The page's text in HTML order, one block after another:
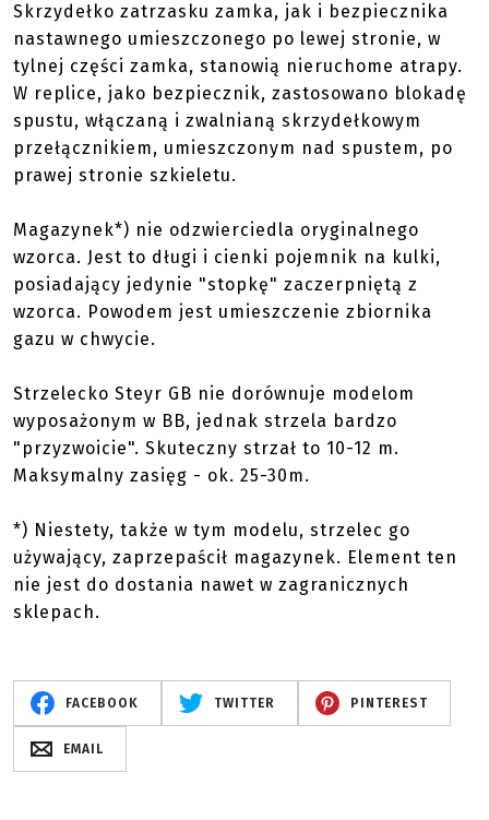
Skrzydełko zatrzasku zamka, jak i bezpiecznika
nastawnego umieszczonego po lewej stronie, w
tylnej części zamka, stanowią nieruchome atrapy.
W replice, jako bezpiecznik, zastosowano blokadę
spustu, włączaną i zwalnianą skrzydełkowym
przełącznikiem, umieszczonym nad spustem, po
prawej stronie szkieletu.
Magazynek*) nie odzwierciedla oryginalnego
wzorca. Jest to długi i cienki pojemnik na kulki,
posiadający jedynie "stopkę" zaczerpniętą z
wzorca. Powodem jest umieszczenie zbiornika
gazu w chwycie.
Strzelecko Steyr GB nie dorównuje modelom
wyposażonym w BB, jednak strzela bardzo
"przyzwoicie". Skuteczny strzał to 10-12 m.
Maksymalny zasięg - ok. 25-30m.
*) Niestety, także w tym modelu, strzelec go
używający, zaprzepaścił magazynek. Element ten
nie jest do dostania nawet w zagranicznych
sklepach.
FACEBOOK TWITTER PINTEREST
EMAIL